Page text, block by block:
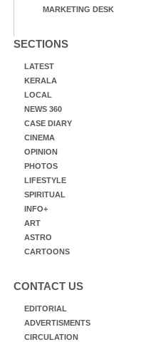
MARKETING DESK
SECTIONS
LATEST
KERALA
LOCAL
NEWS 360
CASE DIARY
CINEMA
OPINION
PHOTOS
LIFESTYLE
SPIRITUAL
INFO+
ART
ASTRO
CARTOONS
CONTACT US
EDITORIAL
ADVERTISMENTS
CIRCULATION